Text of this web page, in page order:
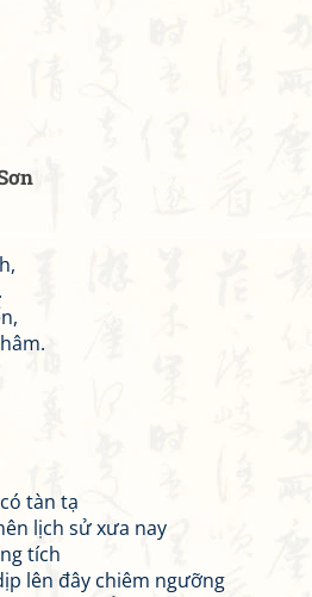
tàn tạ
lịch sử xưa nay
tích
lên đây chiêm ngưỡng